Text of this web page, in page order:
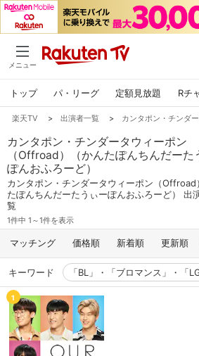
メニュー
トップ パ・リーグ 定額見放題 Rチ
楽天TV > 出演者一覧 > カンタポン・チンダ
カンタポン・チンダータウィーポン
（Offroad）（かんたぽんちんだーた
ぽんおふろーど）
カンタポン・チンダータウィーポン（Offroad
たぽんちんだーたうぃーぽんおふろーど） 出
覧
1件中 1～1件を表示
マッチング 価格順 新着順 更新順
キーワード 「BL」・「ブロマンス」・「
1